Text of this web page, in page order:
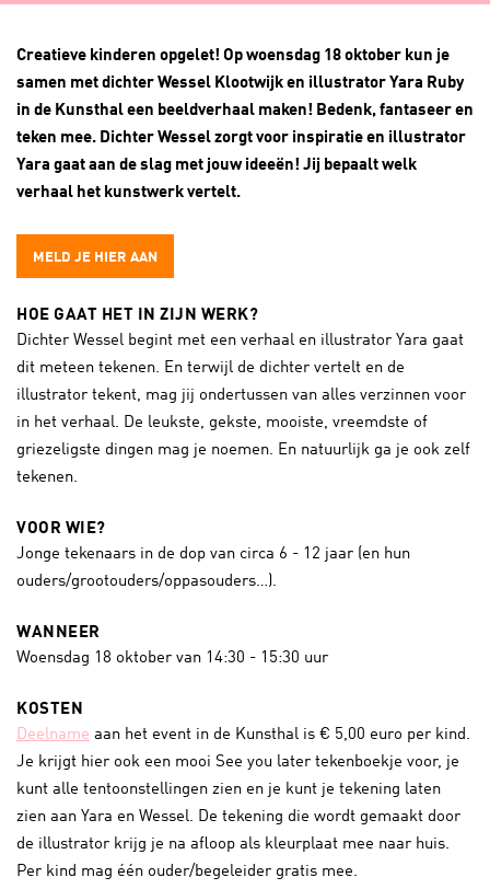
Creatieve kinderen opgelet! Op woensdag 18 oktober kun je
samen met dichter Wessel Klootwijk en illustrator Yara Ruby
in de Kunsthal een beeldverhaal maken! Bedenk, fantaseer en
teken mee. Dichter Wessel zorgt voor inspiratie en illustrator
Yara gaat aan de slag met jouw ideeën! Jij bepaalt welk
verhaal het kunstwerk vertelt.
MELD JE HIER AAN
HOE GAAT HET IN ZIJN WERK?
Dichter Wessel begint met een verhaal en illustrator Yara gaat
dit meteen tekenen. En terwijl de dichter vertelt en de
illustrator tekent, mag jij ondertussen van alles verzinnen voor
in het verhaal. De leukste, gekste, mooiste, vreemdste of
griezeligste dingen mag je noemen. En natuurlijk ga je ook zelf
tekenen.
VOOR WIE?
Jonge tekenaars in de dop van circa 6 - 12 jaar (en hun
ouders/grootouders/oppasouders…).
WANNEER
Woensdag 18 oktober van 14:30 - 15:30 uur
KOSTEN
Deelname aan het event in de Kunsthal is € 5,00 euro per kind.
Je krijgt hier ook een mooi See you later tekenboekje voor, je
kunt alle tentoonstellingen zien en je kunt je tekening laten
zien aan Yara en Wessel. De tekening die wordt gemaakt door
de illustrator krijg je na afloop als kleurplaat mee naar huis.
Per kind mag één ouder/begeleider gratis mee.